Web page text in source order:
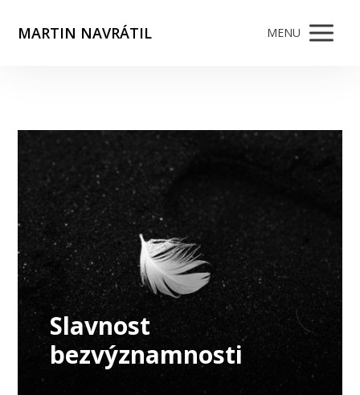
MARTIN NAVRÁTIL MENU
Slavnost
bezvýznamnosti